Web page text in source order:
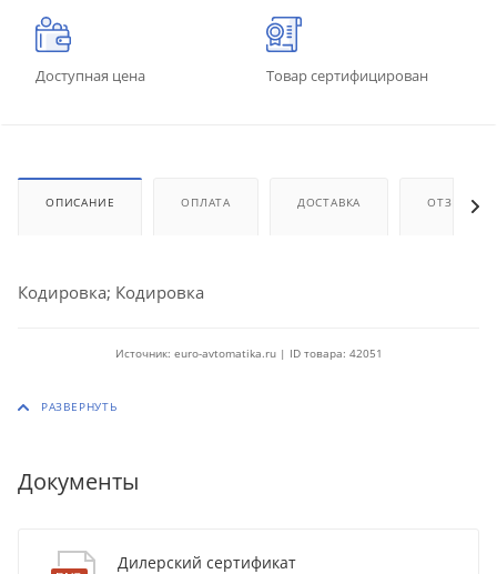
Доступная цена Товар сертифицирован
ОПИСАНИЕ ОПЛАТА ДОСТАВКА ОТЗЫВЫ
Кодировка; Кодировка
Источник: euro-avtomatika.ru | ID товара: 42051
Документы
Дилерский сертификат